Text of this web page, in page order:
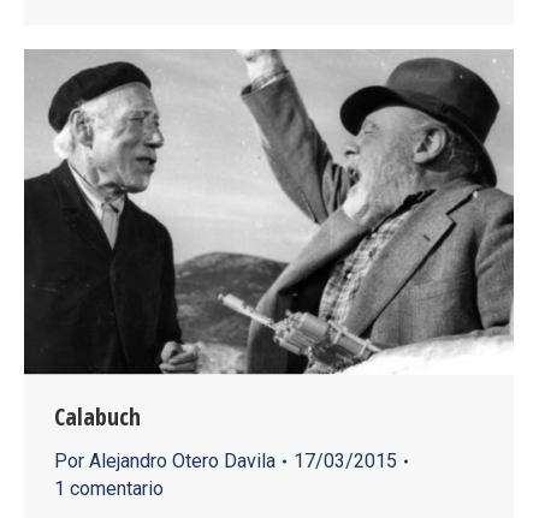
Calabuch
Por Alejandro Otero Davila
17/03/2015
1 comentario